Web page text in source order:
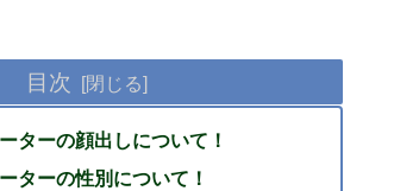
目次
ターの顔出しについて！
ターの性別について！